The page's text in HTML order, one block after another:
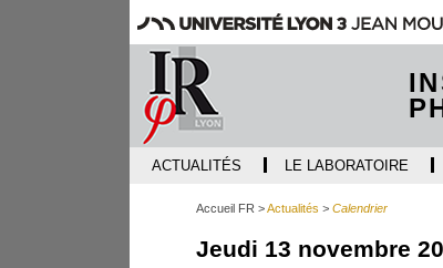
ACTUALITÉS LE LABORATOIRE
Accueil FR Actualités Calendrier
Jeudi 13 novembre